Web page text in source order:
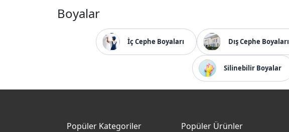
Boyalar
İç Cephe Boyaları Dış Cephe Boyaları
Silinebilir Boyalar
Popüler Kategoriler Popüler Ürünler